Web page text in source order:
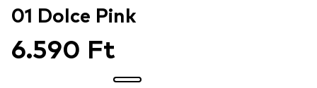
01 Dolce Pink
6.590 Ft